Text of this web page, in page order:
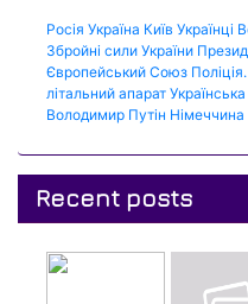
Росія Україна Київ Українці
Збройні сили України
Європейський Союз Поліція.
літальний апарат
Володимир Путін Німеччина
Recent posts